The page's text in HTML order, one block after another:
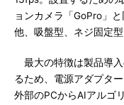
ョンカメラ「GoPro」
他、吸盤型、ネジ固定型
最大の特徴は製品導
るため、電源アダプタ
外部のPCからAIアルゴ